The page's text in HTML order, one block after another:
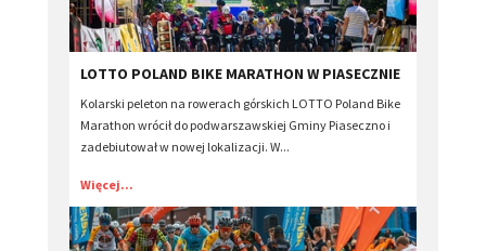
​LOTTO POLAND BIKE MARATHON W PIASECZNIE
Kolarski peleton na rowerach górskich LOTTO Poland Bike
Marathon wrócił do podwarszawskiej Gminy Piaseczno i
zadebiutował w nowej lokalizacji. W...
Więcej...